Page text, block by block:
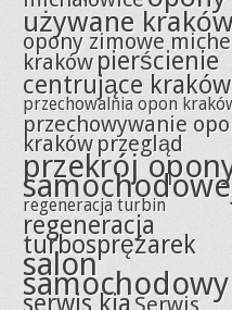
używane
opony zimowe
kraków pierścienie
centrujące kraków
przechowalnia opon
przechowywanie
kraków przegląd
przekrój
regeneracja turbin
regeneracja
turbosprężarek
salon
samochodowy
serwis kiaSerwis